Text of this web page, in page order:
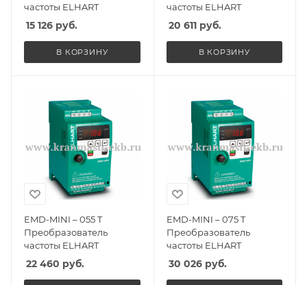
частоты ELHART
15 126 руб.
В КОРЗИНУ
частоты ELHART
20 611руб.
В КОРЗИНУ
EMD-MINI – 055 T
Преобразователь
частоты ELHART
22 460 руб.
EMD-MINI – 075 T
Преобразователь
частоты ELHART
30 026руб.